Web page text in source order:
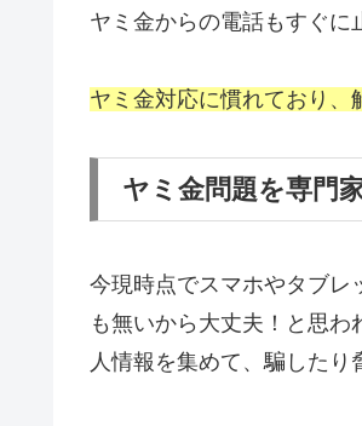
ヤミ金からの電話もすぐに
ヤミ金対応に慣れており、
ヤミ金問題を専門
今現時点でスマホやタブレ
も無いから大丈夫！と思
人情報を集めて、騙したり